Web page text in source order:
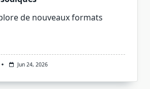
de nouveaux formats
Jun 24, 2026